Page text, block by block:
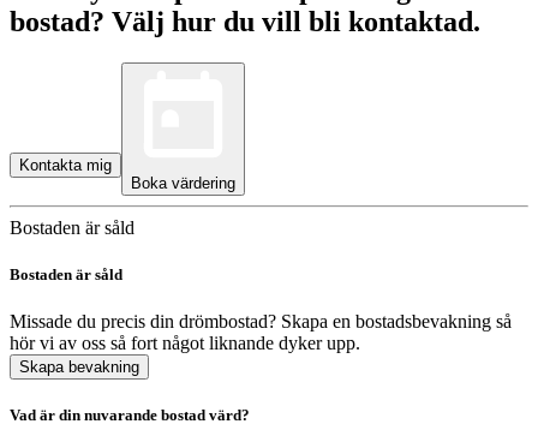
bostad? Välj hur du vill bli kontaktad.
Kontakta mig
Boka värdering
Bostaden är såld
Bostaden är såld
Missade du precis din drömbostad? Skapa en bostadsbevakning så
hör vi av oss så fort något liknande dyker upp.
Skapa bevakning
Vad är din nuvarande bostad värd?